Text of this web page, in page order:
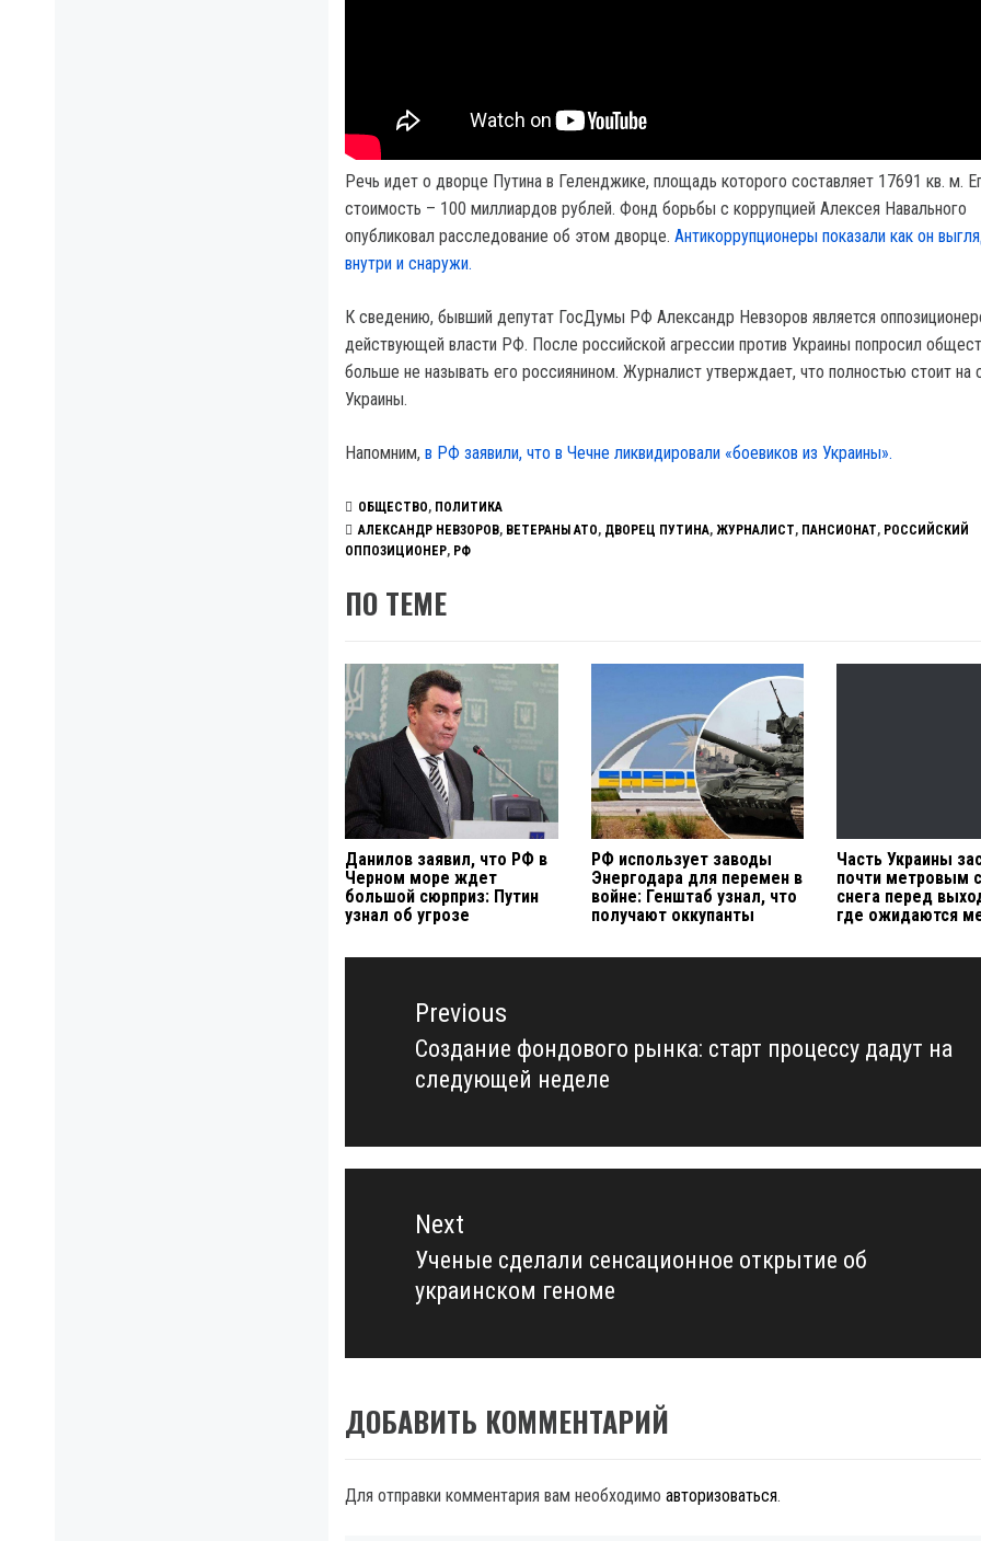
Речь идет о дворце Путина в Геленджике, площадь которого составляет 17691 кв. м.
стоимость – 100 миллиардов рублей. Фонд борьбы с коррупцией Алексея Навального
опубликовал расследование об этом дворце. Антикоррупционеры показали как он
внутри и снаружи.
К сведению, бывший депутат ГосДумы РФ Александр Невзоров является
действующей власти РФ. После российской агрессии против Украины попросил
больше не называть его россиянином. Журналист утверждает, что полностью стоит на
Украины.
Напомним, в РФ заявили, что в Чечне ликвидировали «боевиков из Украины».
ОБЩЕСТВО, ПОЛИТИКА
АЛЕКСАНДР НЕВЗОРОВ, ВЕТЕРАНЫ АТО, ДВОРЕЦ ПУТИНА, ЖУРНАЛИСТ, ПАНСИОНАТ, РОССИЙСКИЙ
ОППОЗИЦИОНЕР, РФ
ПО ТЕМЕ
Данилов заявил, что РФ в
Черном море ждет
большой сюрприз: Путин
узнал об угрозе
РФ использует заводы
Энергодара для перемен в
войне: Генштаб узнал, что
получают оккупанты
Часть Украины
почти метровым
снега перед
где ожидаются
Навигация
записямPrevious
Previous
post:
Создание фондового рынка: старт процессу дадут на
следующей неделе
Next
Next
post:
Ученые сделали сенсационное открытие об
украинском геноме
ДОБАВИТЬ КОММЕНТАРИЙ
Для отправки комментария вам необходимо авторизоваться.